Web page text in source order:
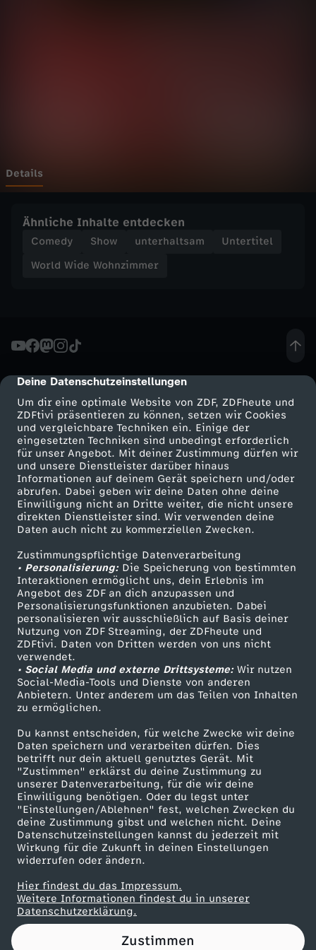
cmp-dialog-description
Deine Datenschutzeinstellungen
Um dir eine optimale Website von ZDF, ZDFheute und
ZDFtivi präsentieren zu können, setzen wir Cookies
und vergleichbare Techniken ein. Einige der
eingesetzten Techniken sind unbedingt erforderlich
für unser Angebot. Mit deiner Zustimmung dürfen wir
und unsere Dienstleister darüber hinaus
Informationen auf deinem Gerät speichern und/oder
abrufen. Dabei geben wir deine Daten ohne deine
Einwilligung nicht an Dritte weiter, die nicht unsere
direkten Dienstleister sind. Wir verwenden deine
Daten auch nicht zu kommerziellen Zwecken.
Zustimmungspflichtige Datenverarbeitung
• Personalisierung:Die Speicherung von bestimmten
Interaktionen ermöglicht uns, dein Erlebnis im
Angebot des ZDF an dich anzupassen und
Personalisierungsfunktionen anzubieten. Dabei
personalisieren wir ausschließlich auf Basis deiner
Nutzung von ZDF Streaming, der ZDFheute und
ZDFtivi. Daten von Dritten werden von uns nicht
verwendet.
• Social Media und externe Drittsysteme:Wir nutzen
Social-Media-Tools und Dienste von anderen
Anbietern. Unter anderem um das Teilen von Inhalten
zu ermöglichen.
Du kannst entscheiden, für welche Zwecke wir deine
Daten speichern und verarbeiten dürfen. Dies
betrifft nur dein aktuell genutztes Gerät. Mit
"Zustimmen" erklärst du deine Zustimmung zu
unserer Datenverarbeitung, für die wir deine
Einwilligung benötigen. Oder du legst unter
"Einstellungen/Ablehnen" fest, welchen Zwecken du
deine Zustimmung gibst und welchen nicht. Deine
Datenschutzeinstellungen kannst du jederzeit mit
Wirkung für die Zukunft in deinen Einstellungen
widerrufen oder ändern.
Hier findest du das Impressum.
Weitere Informationen findest du in unserer
Datenschutzerklärung.
Zustimmen
n
i
e
r
-
W
i
r
B
E
S
C
H
E
N
K
E
N
u
n
Details
Ähnliche Inhalte entdecken
Comedy Show unterhaltsam
Untertitel
World Wide Wohnzimmer
Mehr ZDF
ZDF-Apps
Smart TV
ZDFtext
Livestreams
Sendungen A-Z
TV-Programm
Service
ZDFmitreden
Kontakt zum ZDF
Tickets
Zuschauerservice
Hilfe
ZDF Unternehmen
Karriere
ZDF goes Schule
Werbefernsehen
Mainzelmännchen
Partner